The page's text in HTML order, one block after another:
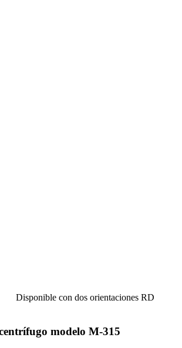
Disponible con dos orientaciones RD
modelo M-315